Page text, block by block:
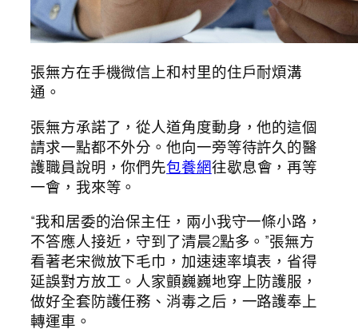
張無方在手機微信上和村里的住戶耐煩溝
通。
張無方承諾了，從人道角度動身，他的這個
請求一點都不外分。他向一旁等待許久的醫
護職員說明，你們先包養網往歇息會，再等
一會，我來等。
“我和居委的治保主任，兩小我守一條小路，
不答應人接近，守到了清晨2點多。”張無方
看著老宋微放下毛巾，加速速率填表，省得
延誤對方放工。人家顫巍巍地穿上防護服，
做好全套防護任務、消毒之后，一路護奉上
轉運車。